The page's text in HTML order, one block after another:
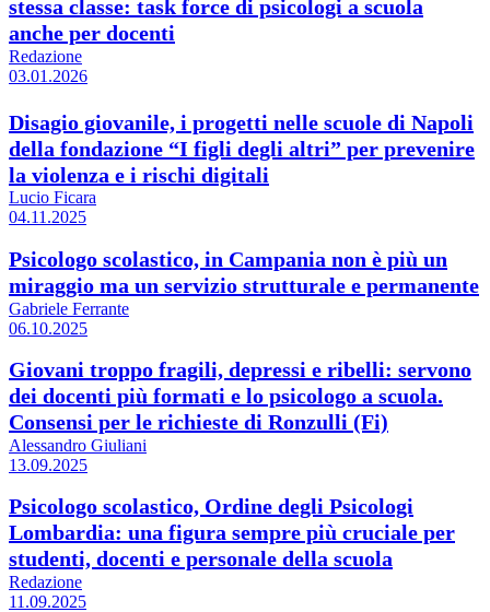
stessa classe: task force di psicologi a scuola
anche per docenti
Redazione
03.01.2026
Disagio giovanile, i progetti nelle scuole di Napoli
della fondazione “I figli degli altri” per prevenire
la violenza e i rischi digitali
Lucio Ficara
04.11.2025
Psicologo scolastico, in Campania non è più un
miraggio ma un servizio strutturale e permanente
Gabriele Ferrante
06.10.2025
Giovani troppo fragili, depressi e ribelli: servono
dei docenti più formati e lo psicologo a scuola.
Consensi per le richieste di Ronzulli (Fi)
Alessandro Giuliani
13.09.2025
Psicologo scolastico, Ordine degli Psicologi
Lombardia: una figura sempre più cruciale per
studenti, docenti e personale della scuola
Redazione
11.09.2025